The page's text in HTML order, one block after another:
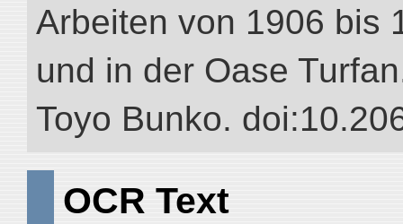
Arbeiten von 1906 bis
und in der Oase
Toyo Bunko.
OCR Text